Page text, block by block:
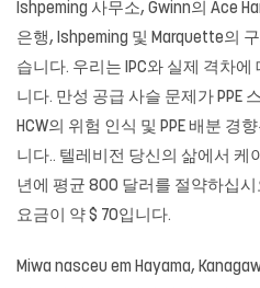
Ishpeming 사무소, Gwinn의 Ace
은행, Ishpeming 및 Marquette의
습니다. 우리는 IPC와 실제 격차
니다. 만성 공급 사슬 문제가 PPE
HCW의 위험 인식 및 PPE 배분 경
니다.. 텔레비전 당신의 삶에서 케
년에 평균 800 달러를 절약하십
요금이 약 $ 70입니다.
Miwa nasceu em Hayama,